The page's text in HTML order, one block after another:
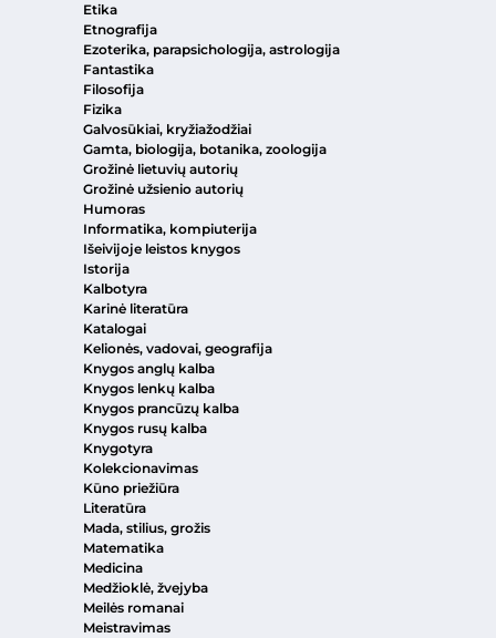
Etika
Etnografija
Ezoterika, parapsichologija, astrologija
Fantastika
Filosofija
Fizika
Galvosūkiai, kryžiažodžiai
Gamta, biologija, botanika, zoologija
Grožinė lietuvių autorių
Grožinė užsienio autorių
Humoras
Informatika, kompiuterija
Išeivijoje leistos knygos
Istorija
Kalbotyra
Karinė literatūra
Katalogai
Kelionės, vadovai, geografija
Knygos anglų kalba
Knygos lenkų kalba
Knygos prancūzų kalba
Knygos rusų kalba
Knygotyra
Kolekcionavimas
Kūno priežiūra
Literatūra
Mada, stilius, grožis
Matematika
Medicina
Medžioklė, žvejyba
Meilės romanai
Meistravimas